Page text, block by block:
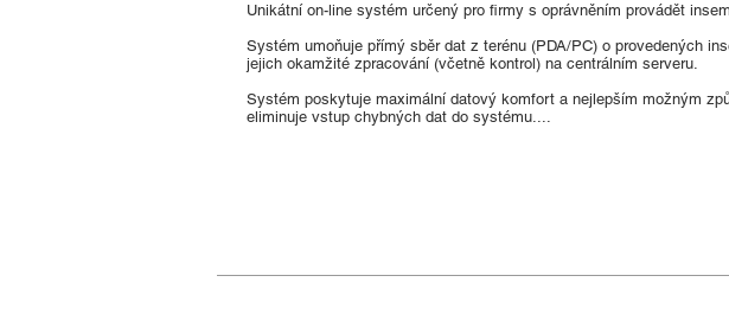
Unikátní on-line systém určený pro firmy s oprávněním provádět
Systém umoňuje přímý sběr dat z terénu (PDA/PC) o provedených
jejich okamžité zpracování (včetně kontrol) na centrálním serveru.
Systém poskytuje maximální datový komfort a nejlepším možným
eliminuje vstup chybných dat do systému....